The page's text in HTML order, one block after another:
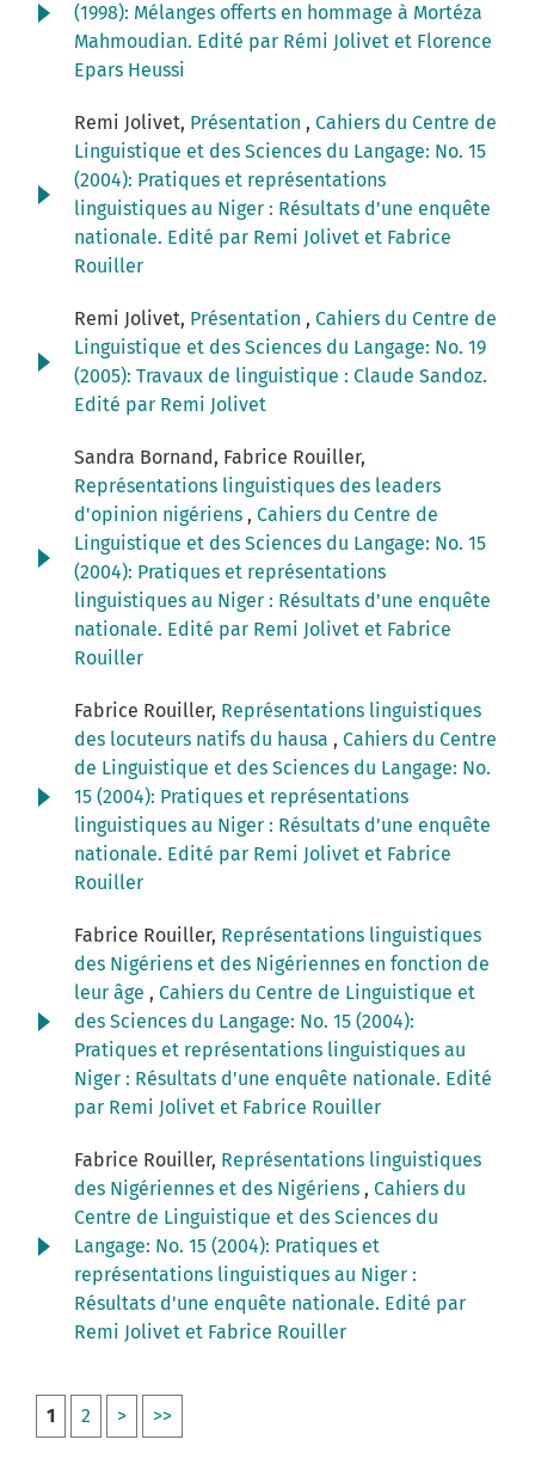
(1998): Mélanges offerts en hommage à Mortéza
Mahmoudian. Edité par Rémi Jolivet et Florence
Epars Heussi
Remi Jolivet, Présentation , Cahiers du Centre de
Linguistique et des Sciences du Langage: No. 15
(2004): Pratiques et représentations
linguistiques au Niger : Résultats d'une enquête
nationale. Edité par Remi Jolivet et Fabrice
Rouiller
Remi Jolivet, Présentation , Cahiers du Centre de
Linguistique et des Sciences du Langage: No. 19
(2005): Travaux de linguistique : Claude Sandoz.
Edité par Remi Jolivet
Sandra Bornand, Fabrice Rouiller,
Représentations linguistiques des leaders
d'opinion nigériens , Cahiers du Centre de
Linguistique et des Sciences du Langage: No. 15
(2004): Pratiques et représentations
linguistiques au Niger : Résultats d'une enquête
nationale. Edité par Remi Jolivet et Fabrice
Rouiller
Fabrice Rouiller, Représentations linguistiques
des locuteurs natifs du hausa , Cahiers du Centre
de Linguistique et des Sciences du Langage: No.
15 (2004): Pratiques et représentations
linguistiques au Niger : Résultats d'une enquête
nationale. Edité par Remi Jolivet et Fabrice
Rouiller
Fabrice Rouiller, Représentations linguistiques
des Nigériens et des Nigériennes en fonction de
leur âge , Cahiers du Centre de Linguistique et
des Sciences du Langage: No. 15 (2004):
Pratiques et représentations linguistiques au
Niger : Résultats d'une enquête nationale. Edité
par Remi Jolivet et Fabrice Rouiller
Fabrice Rouiller, Représentations linguistiques
des Nigériennes et des Nigériens , Cahiers du
Centre de Linguistique et des Sciences du
Langage: No. 15 (2004): Pratiques et
représentations linguistiques au Niger :
Résultats d'une enquête nationale. Edité par
Remi Jolivet et Fabrice Rouiller
1 2 > >>